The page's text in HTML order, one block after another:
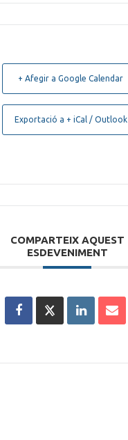
+ Afegir a Google Calendar
Exportació a + iCal / Outlook
COMPARTEIX AQUEST
ESDEVENIMENT